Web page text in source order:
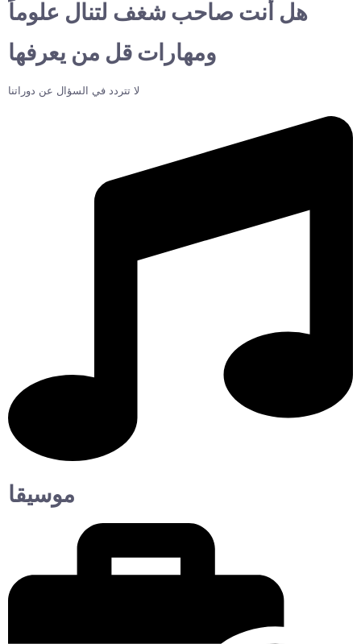
هل أنت صاحب شغف لتنال علوماً
ومهارات قل من يعرفها
لا تتردد في السؤال عن دوراتنا
موسيقا